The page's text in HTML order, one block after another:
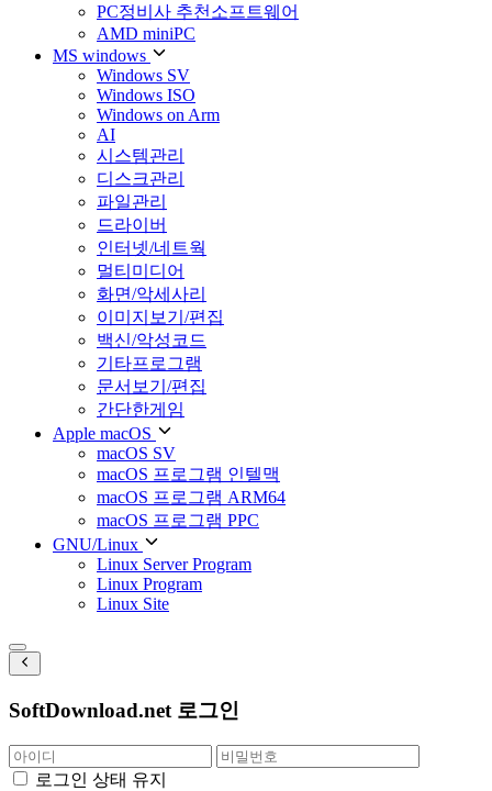
PC정비사 추천소프트웨어
AMD miniPC
MS windows
Windows SV
Windows ISO
Windows on Arm
AI
시스템관리
디스크관리
파일관리
드라이버
인터넷/네트웍
멀티미디어
화면/악세사리
이미지보기/편집
백신/악성코드
기타프로그램
문서보기/편집
간단한게임
Apple macOS
macOS SV
macOS 프로그램 인텔맥
macOS 프로그램 ARM64
macOS 프로그램 PPC
GNU/Linux
Linux Server Program
Linux Program
Linux Site
SoftDownload.net 로그인
로그인 상태 유지